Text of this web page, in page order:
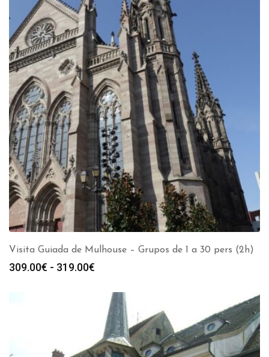
Visita Guiada de Mulhouse – Grupos de 1 a 30 pers (2h)
309.00€ - 319.00€
precios:
desde
309.00€
hasta
319.00€